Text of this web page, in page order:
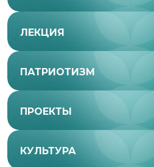
ЛЕКЦИЯ
ПАТРИОТИЗМ
ПРОЕКТЫ
КУЛЬТУРА